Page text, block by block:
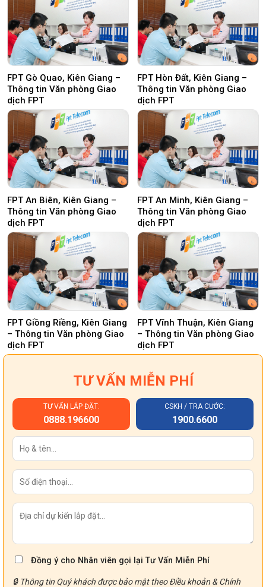
FPT Gò Quao, Kiên Giang –
Thông tin Văn phòng Giao
dịch FPT
FPT Hòn Đất, Kiên Giang –
Thông tin Văn phòng Giao
dịch FPT
FPT An Biên, Kiên Giang –
Thông tin Văn phòng Giao
dịch FPT
FPT An Minh, Kiên Giang –
Thông tin Văn phòng Giao
dịch FPT
FPT Giồng Riềng, Kiên Giang
– Thông tin Văn phòng Giao
dịch FPT
FPT Vĩnh Thuận, Kiên Giang
– Thông tin Văn phòng Giao
dịch FPT
TƯ VẤN MIỄN PHÍ
TƯ VẤN LẮP ĐẶT:
0888.196600
CSKH / TRA CƯỚC:
1900.6600
Đồng ý cho Nhân viên gọi lại Tư Vấn Miễn Phí
🔒 Thông tin Quý khách được bảo mật theoĐiều khoản & Chính